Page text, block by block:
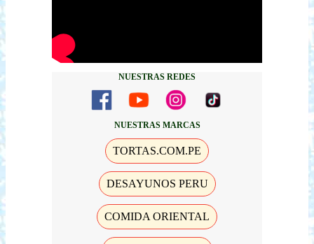
NUESTRAS REDES
NUESTRAS MARCAS
TORTAS.COM.PE
DESAYUNOS PERU
COMIDA ORIENTAL